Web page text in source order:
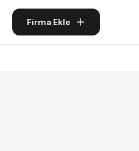
Firma Ekle